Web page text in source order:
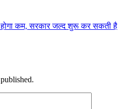
होगा कम, सरकार जल्द शुरू कर सकती है